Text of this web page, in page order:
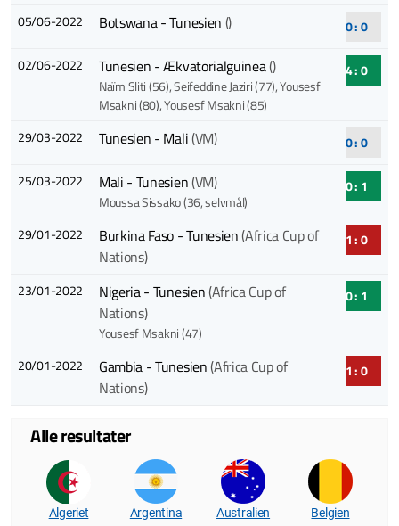
05/06-2022 Botswana - Tunesien () 0 : 0
02/06-2022 Tunesien - Ækvatorialguinea()
Naïm Sliti (56), Seifeddine Jaziri (77), Yousesf
Msakni (80), Yousesf Msakni (85)
4 : 0
29/03-2022 Tunesien - Mali(VM) 0 : 0
25/03-2022 Mali - Tunesien(VM)
Moussa Sissako (36, selvmål)
0 : 1
29/01-2022 Burkina Faso - Tunesien(Africa Cup of
Nations)
1 : 0
23/01-2022 Nigeria - Tunesien(Africa Cup of
Nations)
Yousesf Msakni (47)
0 : 1
20/01-2022 Gambia - Tunesien(Africa Cup of
Nations)
1 : 0
Alle resultater
Algeriet Argentina Australien Belgien